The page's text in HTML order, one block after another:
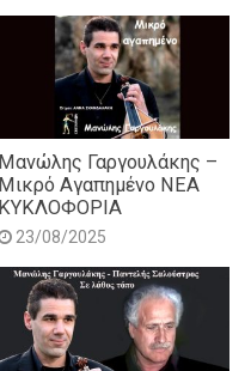
Μανώλης Γαργουλάκης –
Μικρό Αγαπημένο NEΑ
ΚΥΚΛΟΦΟΡΙΑ
23/08/2025